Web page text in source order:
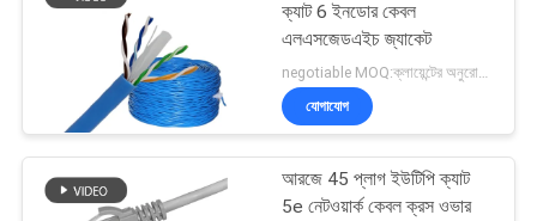
ক্যাট 6 ইনডোর কেবল
এলএসজেডএইচ জ্যাকেট
যোগাযোগ
আরজে 45 প্লাগ ইউটিপি ক্যাট
5e নেটওয়ার্ক কেবল ক্রস ওভার